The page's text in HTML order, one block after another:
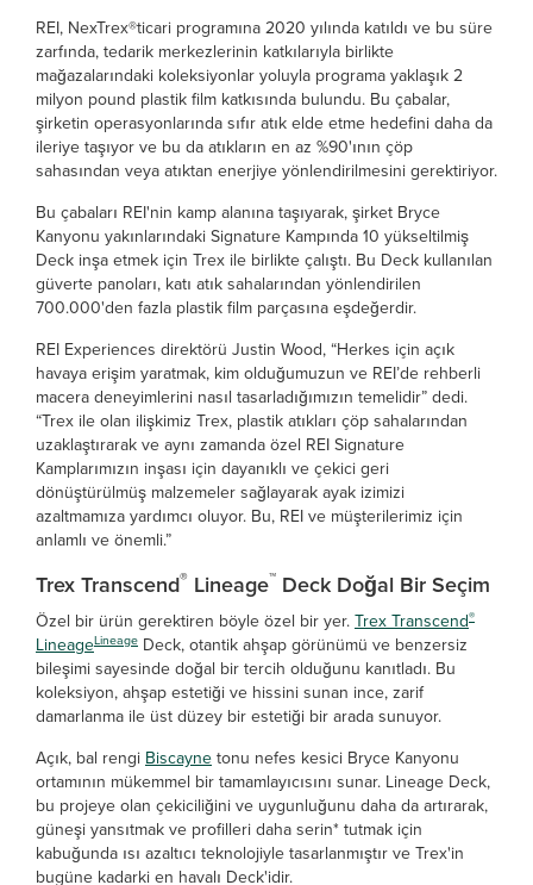
REI, NexTrex®ticari programına 2020 yılında katıldı ve bu süre
zarfında, tedarik merkezlerinin katkılarıyla birlikte
mağazalarındaki koleksiyonlar yoluyla programa yaklaşık 2
milyon pound plastik film katkısında bulundu. Bu çabalar,
şirketin operasyonlarında sıfır atık elde etme hedefini daha da
ileriye taşıyor ve bu da atıkların en az %90'ının çöp
sahasından veya atıktan enerjiye yönlendirilmesini gerektiriyor.
Bu çabaları REI'nin kamp alanına taşıyarak, şirket Bryce
Kanyonu yakınlarındaki Signature Kampında 10 yükseltilmiş
Deck inşa etmek için Trex ile birlikte çalıştı. Bu Deck kullanılan
güverte panoları, katı atık sahalarından yönlendirilen
700.000'den fazla plastik film parçasına eşdeğerdir.
REI Experiences direktörü Justin Wood, “Herkes için açık
havaya erişim yaratmak, kim olduğumuzun ve REI’de rehberli
macera deneyimlerini nasıl tasarladığımızın temelidir” dedi.
“Trex ile olan ilişkimiz Trex, plastik atıkları çöp sahalarından
uzaklaştırarak ve aynı zamanda özel REI Signature
Kamplarımızın inşası için dayanıklı ve çekici geri
dönüştürülmüş malzemeler sağlayarak ayak izimizi
azaltmamıza yardımcı oluyor. Bu, REI ve müşterilerimiz için
anlamlı ve önemli.”
Trex Transcend® Lineage™ Deck Doğal Bir Seçim
Özel bir ürün gerektiren böyle özel bir yer.Trex Transcend®
LineageLineage Deck, otantik ahşap görünümü ve benzersiz
bileşimi sayesinde doğal bir tercih olduğunu kanıtladı. Bu
koleksiyon, ahşap estetiği ve hissini sunan ince, zarif
damarlanma ile üst düzey bir estetiği bir arada sunuyor.
Açık, bal rengi Biscaynetonu nefes kesici Bryce Kanyonu
ortamının mükemmel bir tamamlayıcısını sunar. Lineage Deck,
bu projeye olan çekiciliğini ve uygunluğunu daha da artırarak,
güneşi yansıtmak ve profilleri daha serin* tutmak için
kabuğunda ısı azaltıcı teknolojiyle tasarlanmıştır ve Trex'in
bugüne kadarki en havalı Deck'idir.